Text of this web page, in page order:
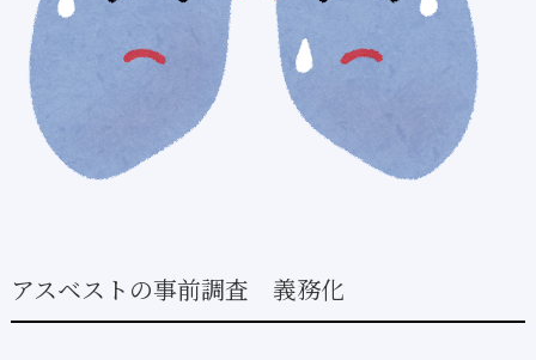
アスベストの事前調査 義務化